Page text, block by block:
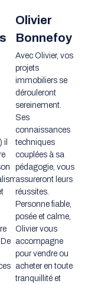
il
Olivier
Bonnefoy
Avec Olivier, vos
projets
immobiliers se
dérouleront
sereinement.
Ses
connaissances
techniques
couplées à sa
pédagogie, vous
assureront leurs
réussites.
Personne fiable,
posée et calme,
Olivier vous
accompagne
pour vendre ou
acheter en toute
tranquillité et